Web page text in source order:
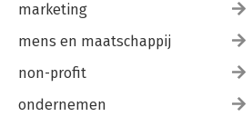
marketing
mens en maatschappij
non-profit
ondernemen